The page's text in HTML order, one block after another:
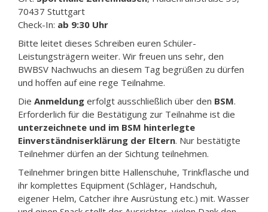
70437 Stuttgart
Check-In: ab 9:30 Uhr
Bitte leitet dieses Schreiben euren Schüler-
Leistungsträgern weiter. Wir freuen uns sehr, den
BWBSV Nachwuchs an diesem Tag begrüßen zu dürfen
und hoffen auf eine rege Teilnahme.
Die Anmeldung erfolgt ausschließlich über den BSM.
Erforderlich für die Bestätigung zur Teilnahme ist die
unterzeichnete und im BSM hinterlegte
Einverständniserklärung der Eltern. Nur bestätigte
Teilnehmer dürfen an der Sichtung teilnehmen.
Teilnehmer bringen bitte Hallenschuhe, Trinkflasche und
ihr komplettes Equipment (Schläger, Handschuh,
eigener Helm, Catcher ihre Ausrüstung etc.) mit. Wasser